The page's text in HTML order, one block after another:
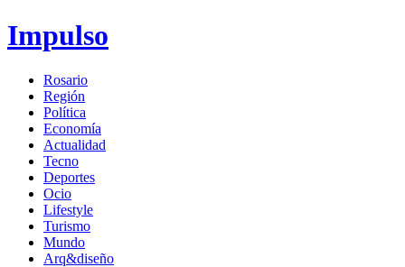
Impulso
Rosario
Región
Política
Economía
Actualidad
Tecno
Deportes
Ocio
Lifestyle
Turismo
Mundo
Arq&diseño